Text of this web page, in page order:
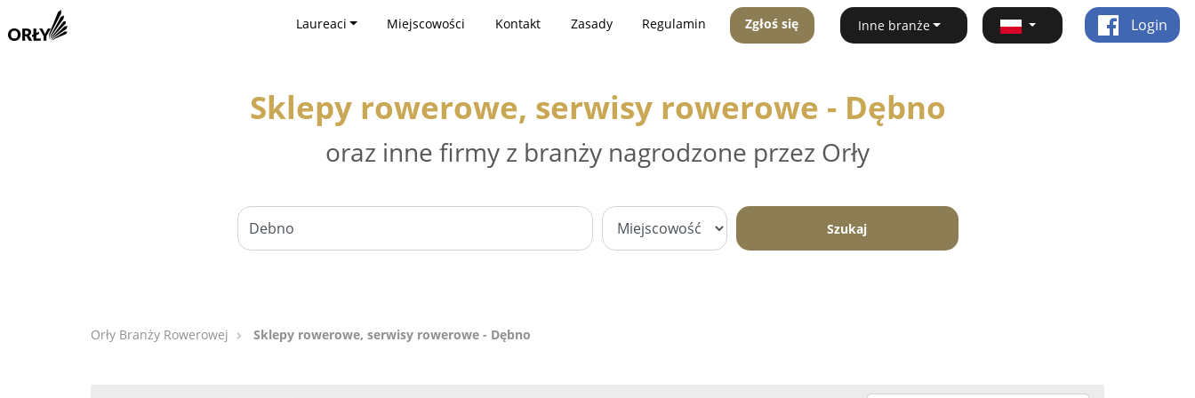
Laureaci Miejscowości Kontakt Zasady Regulamin Zgłoś się Inne branże Login
Sklepy rowerowe, serwisy rowerowe - Dębno
oraz inne firmy z branży nagrodzone przez Orły
Szukaj
Orły Branży Rowerowej Sklepy rowerowe, serwisy rowerowe - Dębno